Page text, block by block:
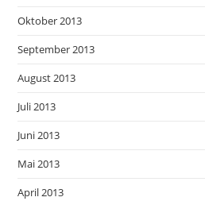
Oktober 2013
September 2013
August 2013
Juli 2013
Juni 2013
Mai 2013
April 2013